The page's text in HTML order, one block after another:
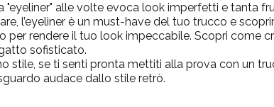
"eyeliner" alle volte evoca look imperfetti e tanta
l’eyeliner è un must-have del tuo trucco e
per rendere il tuo look impeccabile. Scopri come
sofisticato.
stile, se ti senti pronta mettiti alla prova con un
audace dallo stile retrò.